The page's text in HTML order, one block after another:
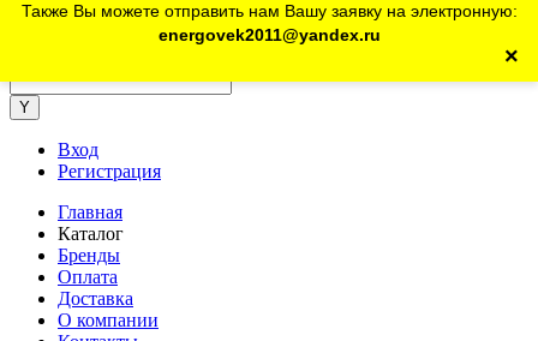
telegram Розничный магазин:+7 (925) 902-46-10
Также Вы можете отправить нам Вашу заявку на электронную:
energovek2011@yandex.ru
×
Вход
Регистрация
Главная
Каталог
Бренды
Оплата
Доставка
О компании